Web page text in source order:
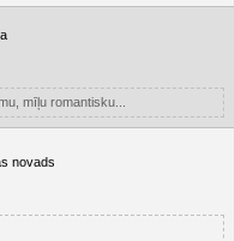
mīļu romantisku...
novads